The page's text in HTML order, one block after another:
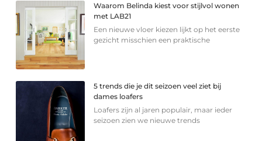
Waarom Belinda kiest voor stijlvol wonen
met LAB21
Een nieuwe vloer kiezen lijkt op het eerste
gezicht misschien een praktische
5 trends die je dit seizoen veel ziet bij
dames loafers
Loafers zijn al jaren populair, maar ieder
seizoen zien we nieuwe trends